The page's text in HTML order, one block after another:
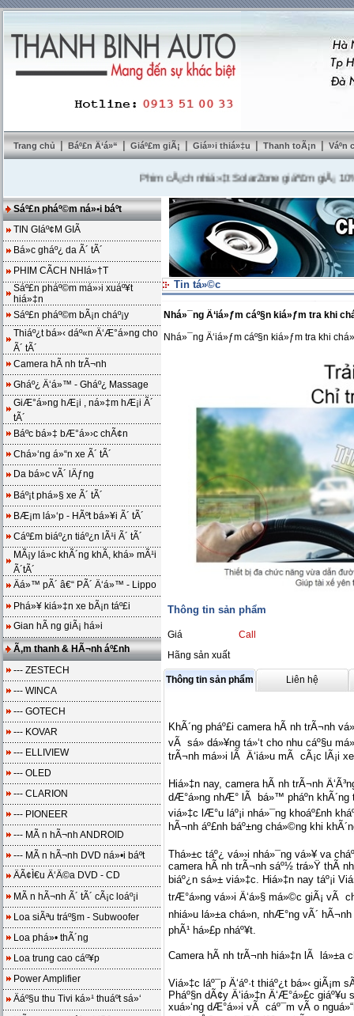
Trang chủ | Báº£n Ä‘á»“ | Giáº£m giÃ¡ | Giá»›i thiá»‡u | Thanh toÃ¡n | Váº­n
Phim cÃ¡ch nhiá»‡t SolarZone giáº£m giÃ¡ 10% ---
Sáº£n pháº©m ná»•i báº­t
TIN GIáº¢M GIÃ
Bá»c gháº¿ da Ã´ tÃ´
PHIM CÃCH NHIá»†T
Sáº£n pháº©m má»›i xuáº¥t
hiá»‡n
Sáº£n pháº©m bÃ¡n cháº¡y
Thiáº¿t bá»‹ dáº«n Ä‘Æ°á»ng cho
Ã´ tÃ´
Camera hÃ nh trÃ¬nh
Gháº¿ Ä‘á»™ - Gháº¿ Massage
GiÆ°á»ng hÆ¡i , ná»‡m hÆ¡i Ã´
tÃ´
Báº­c bá»‡ bÆ°á»›c chÃ¢n
Chá»‘ng á»“n xe Ã´ tÃ´
Da bá»c vÃ´ lÄƒng
Báº¡t phá»§ xe Ã´ tÃ´
BÆ¡m lá»‘p - HÃºt bá»¥i Ã´ tÃ´
Cáº£m biáº¿n tiáº¿n lÃ¹i Ã´ tÃ´
MÃ¡y lá»c khÃ´ng khÃ­, khá»­ mÃ¹i
Ã´tÃ´
Äá»™ pÃ´ â€“ PÃ´ Ä‘á»™ - Lippo
Phá»¥ kiá»‡n xe bÃ¡n táº£i
Gian hÃ ng giÃ¡ há»i
Ã‚m thanh & HÃ¬nh áº£nh
--- ZESTECH
--- WINCA
--- GOTECH
--- KOVAR
--- ELLIVIEW
--- OLED
--- CLARION
--- PIONEER
--- MÃ n hÃ¬nh ANDROID
--- MÃ n hÃ¬nh DVD ná»•i báº­t
ÄÃ¢Ì€u Ä‘Ä©a DVD - CD
MÃ n hÃ¬nh Ã´ tÃ´ cÃ¡c loáº¡i
Loa siÃªu tráº§m - Subwoofer
Loa phá»• thÃ´ng
Loa trung cao cáº¥p
Power Amplifier
Äáº§u thu Tivi ká»¹ thuáº­t sá»‘
Tin tá»©c
Nhá»¯ng Ä‘iá»ƒm cáº§n kiá»ƒm tra khi
Nhá»¯ng Ä‘iá»ƒm cáº§n kiá»ƒm tra khi
Thông tin sản phẩm
Giá
Call
Hãng sản xuất
Thông tin sản phẩm Liên hệ
KhÃ´ng pháº£i camera hÃ nh trÃ¬nh
vÃ sá»­ dá»¥ng tá»‘t cho nhu cáº§u
trÃ¬nh má»›i lÃ Ä‘iá»u mÃ cÃ¡c lÃ¡i
Hiá»‡n nay, camera hÃ nh trÃ¬nh
dÆ°á»ng nhÆ° lÃ bá»™ pháº­n khÃ´ng
viá»‡c lÆ°u láº¡i nhá»¯ng khoáº£nh
hÃ¬nh áº£nh báº±ng chá»©ng khi
Thá»±c táº¿ vá»›i nhá»¯ng vá»¥ va
camera hÃ nh trÃ¬nh sáº½ trá»Ÿ thÃ
biáº¿n sá»± viá»‡c. Hiá»‡n nay táº¡i
trÆ°á»ng vá»›i Ä‘á»§ má»©c giÃ¡ vÃ
nhiá»u lá»±a chá»n, nhÆ°ng vÃ´
phÃ¹ há»£p nháº¥t.
Camera hÃ nh trÃ¬nh hiá»‡n lÃ lá»±a
Viá»‡c láº¯p Ä‘áº·t thiáº¿t bá»‹ giÃ¡m
Pháº§n dÃ¢y Ä‘iá»‡n Ä‘Æ°á»£c
xuá»‘ng dÆ°á»›i vÃ cáº¯m vÃ o